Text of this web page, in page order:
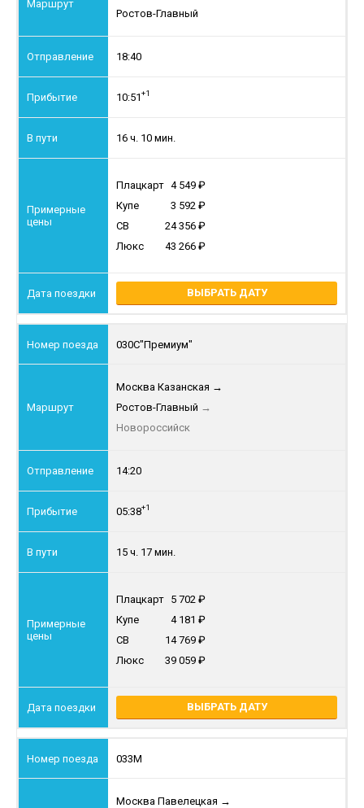
Ростов-Главный
18:40
10:51+1
16 ч. 10 мин.
Плацкарт 4 549
Купе
3 592
СВ
24 356
Люкс
43 266
ВЫБРАТЬ ДАТУ
030С"Премиум"
Москва Казанская →
Ростов-Главный →
Новороссийск
14:20
05:38+1
15 ч. 17 мин.
Плацкарт 5 702
Купе
4 181
СВ
14 769
Люкс
39 059
ВЫБРАТЬ ДАТУ
033М
Москва Павелецкая →